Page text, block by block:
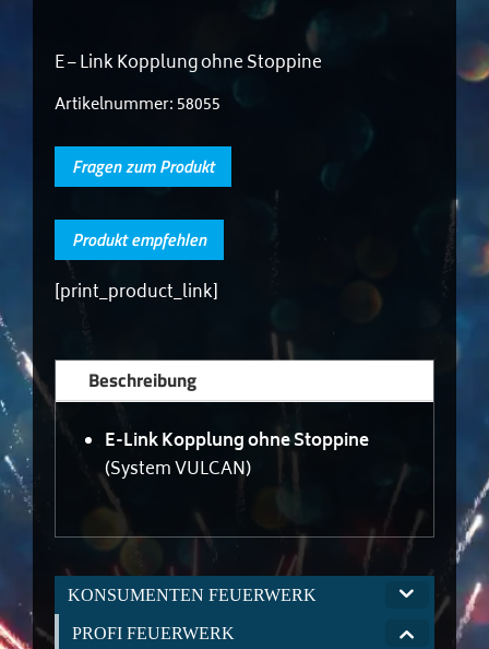
E – Link Kopplung ohne Stoppine
Artikelnummer: 58055
Fragen zum Produkt
Produkt empfehlen
[print_product_link]
Beschreibung
E-Link Kopplung ohne Stoppine
(System VULCAN)
KONSUMENTEN FEUERWERK
PROFI FEUERWERK